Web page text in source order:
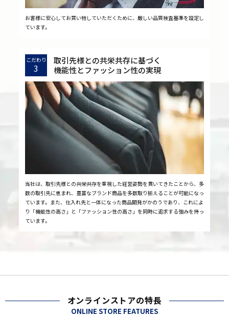
お客様に安心してお買い物していただくために、厳しい品質検査基準を設定し
ています。
こだわり
3
取引先様との共栄共存に基づく
機能性とファッション性の実現
当社は、取引先様との共栄共存を重視した経営姿勢を貫いてきたことから、多
数の取引先に恵まれ、豊富なブランド商品を多数取り揃えることが可能になっ
ています。また、仕入れ先と一体になった商品開発がかのうであり、これによ
り「機能性の高さ」と「ファッション性の高さ」を同時に追求する強みを持っ
ています。
オンラインストアの特長
ONLINE STORE FEATURES